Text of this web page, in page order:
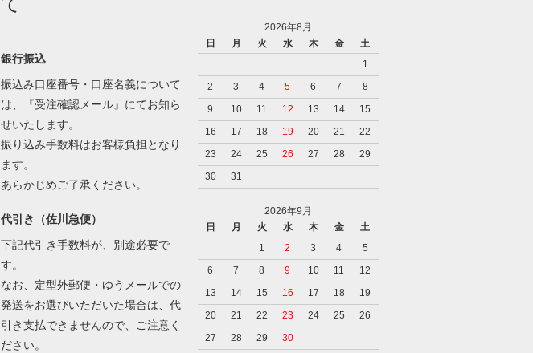
銀行振込
振込み口座番号・口座名義について
は、『受注確認メール』にてお知ら
せいたします。
振り込み手数料はお客様負担となり
ます。
あらかじめご了承ください。
代引き（佐川急便）
下記代引き手数料が、別途必要で
す。
なお、定型外郵便・ゆうメールでの
発送をお選びいただいた場合は、代
引き支払できませんので、ご注意く
ださい。
2026年8月
日
月 火 水 木 金
土
1
2
3 4 5 6 7
8
9
10 11 12 13 14
15
16
17 18 19 20 21
22
23
24 25 26 27 28
29
30
31
2026年9月
日
月 火 水 木 金
土
1
2 3 4
5
6
7 8 9 10 11
12
13
14 15 16 17 18
19
20
21 22 23 24 25
26
27
28 29 30